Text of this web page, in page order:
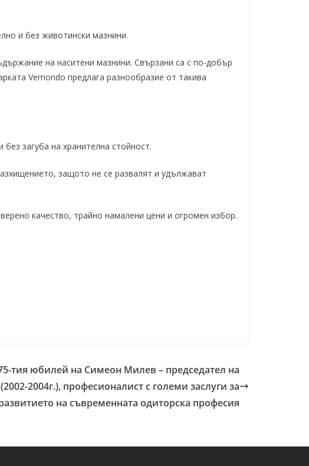
и без животински мазнини.
на наситени мазнини. Свързани са с по-добър
Vemondo предлага разнообразие от такива
загуба на хранителна стойност.
защото не се развалят и удължават
качество, трайно намалени цени и огромен избор.
тия юбилей на Симеон Милев – председател на
2004г.), професионалист с големи заслуги за
на съвременната одиторска професия